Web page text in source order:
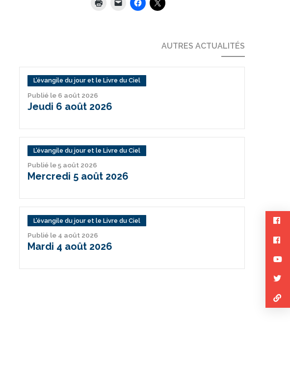
AUTRES ACTUALITÉS
L’évangile du jour et le Livre du Ciel
Publié le 6 août 2026
Jeudi 6 août 2026
L’évangile du jour et le Livre du Ciel
Publié le 5 août 2026
Mercredi 5 août 2026
L’évangile du jour et le Livre du Ciel
Publié le 4 août 2026
Mardi 4 août 2026